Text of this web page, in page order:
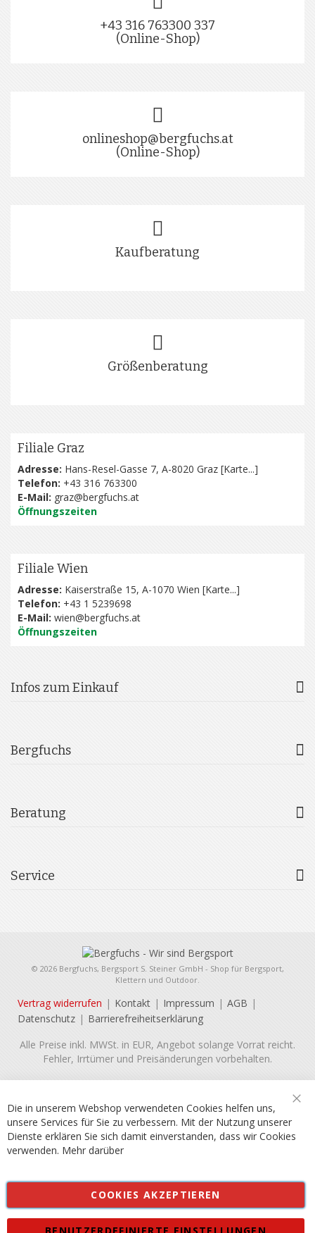
+43 316 763300 337
(Online-Shop)
onlineshop@bergfuchs.at
(Online-Shop)
Kaufberatung
Größenberatung
Filiale Graz
Adresse: Hans-Resel-Gasse 7, A-8020 Graz [Karte...]
Telefon: +43 316 763300
E-Mail: graz@bergfuchs.at
Öffnungszeiten
Filiale Wien
Adresse: Kaiserstraße 15, A-1070 Wien [Karte...]
Telefon: +43 1 5239698
E-Mail: wien@bergfuchs.at
Öffnungszeiten
Infos zum Einkauf
Bergfuchs
Beratung
Service
© 2026 Bergfuchs, Bergsport S. Steiner GmbH - Shop für Bergsport,
Klettern und Outdoor.
Vertrag widerrufen Kontakt Impressum
AGB
Datenschutz
Barrierefreiheitserklärung
Alle Preise inkl. MWSt. in EUR, Angebot solange Vorrat reicht.
Fehler, Irrtümer und Preisänderungen vorbehalten.
Die in unserem Webshop verwendeten Cookies helfen uns,
unsere Services für Sie zu verbessern. Mit der Nutzung unserer
Dienste erklären Sie sich damit einverstanden, dass wir Cookies
verwenden. Mehr darüber
COOKIES AKZEPTIEREN